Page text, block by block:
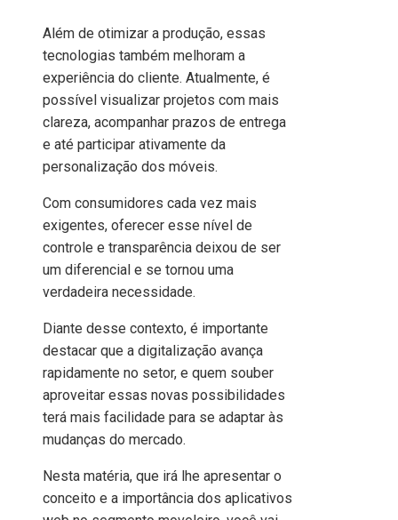
Além de otimizar a produção, essas
tecnologias também melhoram a
experiência do cliente. Atualmente, é
possível visualizar projetos com mais
clareza, acompanhar prazos de entrega
e até participar ativamente da
personalização dos móveis.
Com consumidores cada vez mais
exigentes, oferecer esse nível de
controle e transparência deixou de ser
um diferencial e se tornou uma
verdadeira necessidade.
Diante desse contexto, é importante
destacar que a digitalização avança
rapidamente no setor, e quem souber
aproveitar essas novas possibilidades
terá mais facilidade para se adaptar às
mudanças do mercado.
Nesta matéria, que irá lhe apresentar o
conceito e a importância dos aplicativos